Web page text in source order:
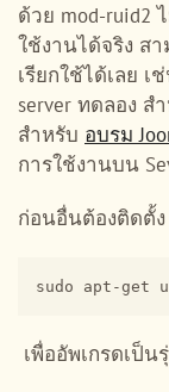
ด้วย mod-ruid2
ใช้งานได้จริง ส
เรียกใช้ได้เลย
server ทดลอง ส
สำหรับ อบรม
การใช้งานบน
ก่อนอื่นต้องติดตั้ง
sudo apt-get
เพื่ออัพเกรดเป็น